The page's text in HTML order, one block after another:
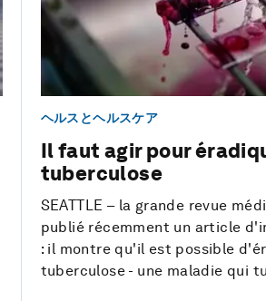
ヘルスとヘルスケア
Il faut agir pour
tuberculose
SEATTLE – la grande revue
publié récemment un article
: il montre qu'il est possible
tuberculose - une maladie qui